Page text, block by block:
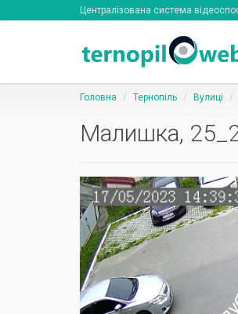
Централізована система
Головна Тернопіль Вулиці
Малишка,